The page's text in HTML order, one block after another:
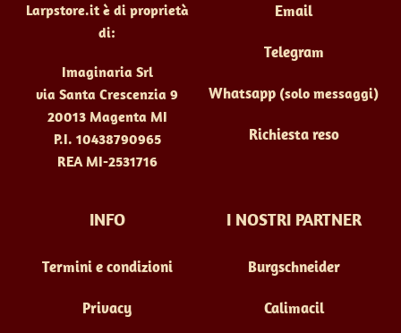
del
prodotto
Larpstore.it è di proprietà
di:
Imaginaria Srl
via Santa Crescenzia 9
20013 Magenta MI
P.I. 10438790965
REA MI-2531716
Email
Telegram
Whatsapp (solo messaggi)
Richiesta reso
INFO
Termini e condizioni
Privacy
I NOSTRI PARTNER
Burgschneider
Calimacil